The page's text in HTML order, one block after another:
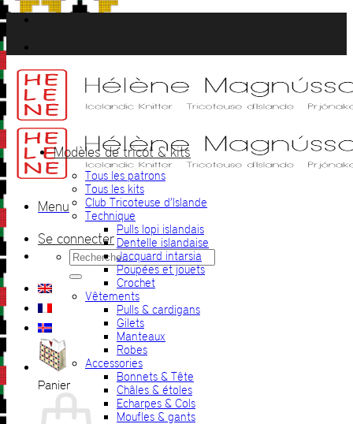
Passer
au
contenu
Menu
Se connecter
Recherche
pour :
Panier
Modèles de tricot & kits
Tous les patrons
Tous les kits
Club Tricoteuse d’Islande
Technique
Pulls lopi islandais
Dentelle islandaise
Jacquard intarsia
Poupées et jouets
Crochet
Vêtements
Pulls & cardigans
Gilets
Manteaux
Robes
Accessories
Bonnets & Tête
Châles & étoles
Echarpes & Cols
Moufles & gants